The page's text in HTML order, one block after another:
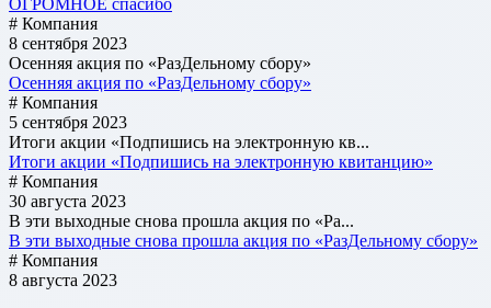
# Компания
8 сентября 2023
Осенняя акция по «РазДельному сбору»
Осенняя акция по «РазДельному сбору»
# Компания
5 сентября 2023
Итоги акции «Подпишись на электронную кв...
Итоги акции «Подпишись на электронную квитанцию»
# Компания
30 августа 2023
В эти выходные снова прошла акция по «Ра...
В эти выходные снова прошла акция по «РазДельному сбору»
# Компания
8 августа 2023